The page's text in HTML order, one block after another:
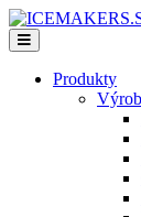
Produkty